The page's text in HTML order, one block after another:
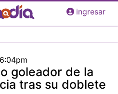
Pasar
al
principal
ingresar
goleador de la
tras su doblete